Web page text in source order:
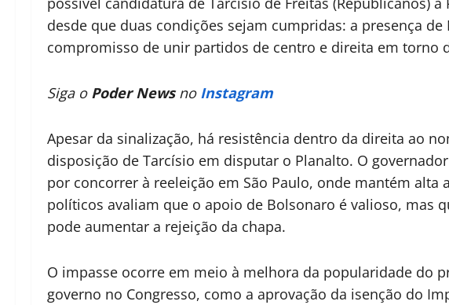
desde que duas condições sejam cumpridas: a presença
compromisso de unir partidos de centro e direita em torno
Siga o Poder Newsno Instagram
Apesar da sinalização, há resistência dentro da direita ao
disposição de Tarcísio em disputar o Planalto. O
por concorrer à reeleição em São Paulo, onde mantém alta
políticos avaliam que o apoio de Bolsonaro é valioso, mas
pode aumentar a rejeição da chapa.
O impasse ocorre em meio à melhora da popularidade do
governo no Congresso, como a aprovação da isenção do